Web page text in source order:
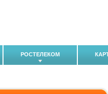
РОСТЕЛЕКОМ